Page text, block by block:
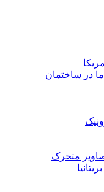
در ساختمان
متحرک